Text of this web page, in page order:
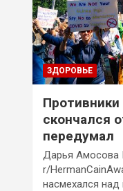
ЗДОРОВЬЕ
Противники
скончался
передумал
Дарья Амосова
r/
насмехался над